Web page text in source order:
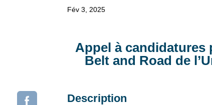
Fév 3, 2025
Appel à candidatures
Belt and Road de
Description